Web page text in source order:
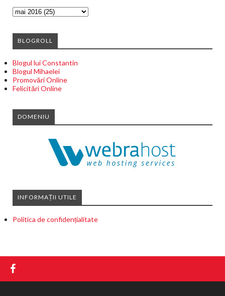
BLOGROLL
Blogul lui Constantin
Blogul Mihaelei
Promovări Online
Felicitări Online
DOMENIU
INFORMAȚII UTILE
Politica de confidențialitate